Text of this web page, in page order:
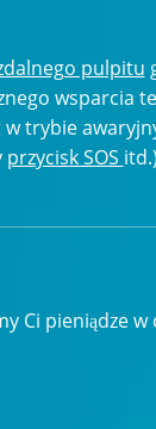
pulpitu
wsparcia
trybie
przycisk SOS
Ci pieniądze w